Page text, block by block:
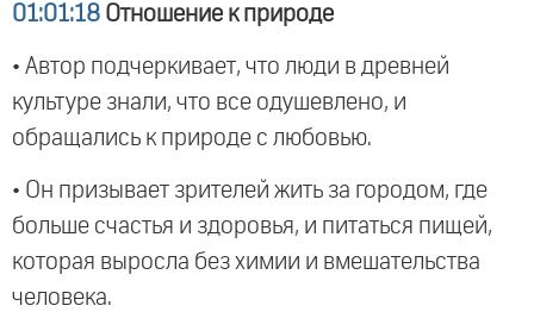
01:01:18 Отношение к природе
• Автор подчеркивает, что люди в древней
культуре знали, что все одушевлено, и
обращались к природе с любовью.
• Он призывает зрителей жить за городом, где
больше счастья и здоровья, и питаться пищей,
которая выросла без химии и вмешательства
человека.